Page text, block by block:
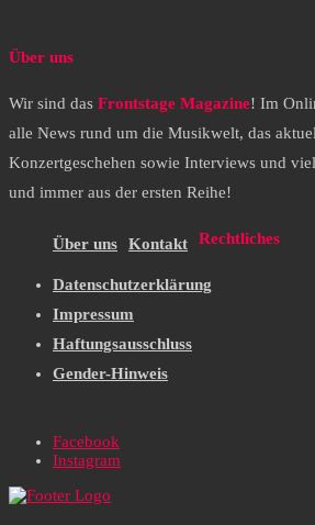
Über uns
Wir sind das Frontstage Magazine! Im
alle News rund um die Musikwelt, das
Konzertgeschehen sowie Interviews und
und immer aus der ersten Reihe!
Über uns Kontakt Rechtliches
Datenschutzerklärung
Impressum
Haftungsausschluss
Gender-Hinweis
Facebook
Instagram